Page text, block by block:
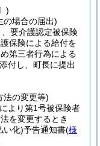
)
の場合の届出)
要介護認定被保険
保険による給付を
第三者行為による
付し、町長に提出
法の変更等)
より第1号被保険者
を変更するとき
い化)予告通知書(様